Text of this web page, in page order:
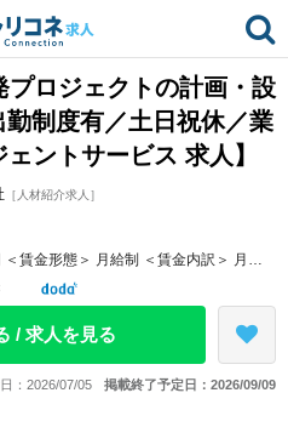
プロジェクトの計画・設
制度有／土日祝休／業
ントサービス 求人】
［人材紹介求人］
金内訳＞ 月額（基本給）：270,000円〜570,000円 ＜月給＞ 2...
/ 求人を見る
：2026/07/05 掲載終了予定日：2026/09/09